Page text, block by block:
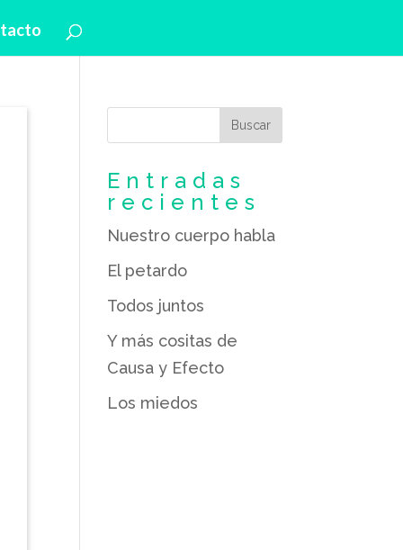
Entradas
recientes
Nuestro cuerpo habla
El petardo
Todos juntos
Y más cositas de
Causa y Efecto
Los miedos